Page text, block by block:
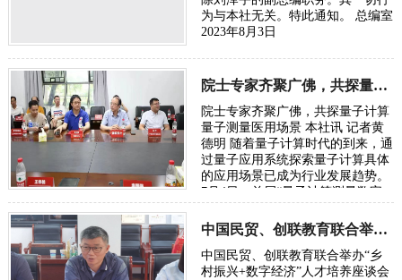
为与本社无关。特此通知。 总编室
2023年8月3日
时间：2023-08-03
院士专家齐聚广佛，共探量子计算量子测量医用场景
院士专家齐聚广佛，共探量子计算
量子测量医用场景 本社讯 记者黄
德明 随着量子计算时代的到来，通
过量子应用系统探索量子计算具体
的应用场景已成为行业发展趋势。
7月4日，首届“量子计算测量数字
项研…
时间：2023-07-08
中国民贸、创联教育联合举办“乡村振兴+数字经济”人才培养座谈会
中国民贸、创联教育联合举办“乡
村振兴+数字经济”人才培养座谈会